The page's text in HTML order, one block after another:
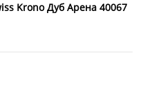
Krono Дуб Арена 40067